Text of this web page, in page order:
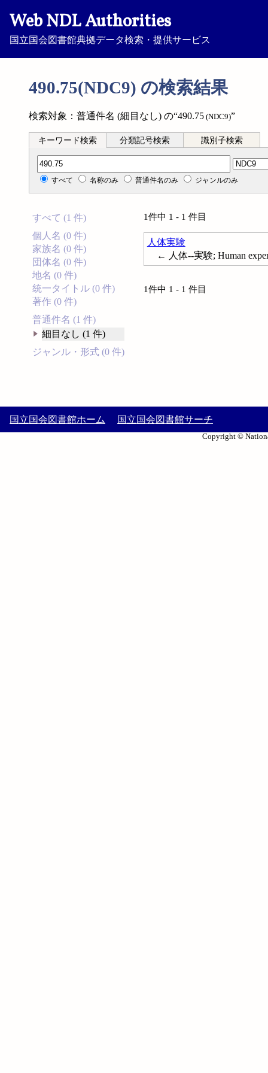
Web NDL Authorities
国立国会図書館典拠データ検索・提供サービス
490.75(NDC9) の検索結果
検索対象：普通件名 (細目なし) の“490.75 (NDC9)”
キーワード検索 分類記号検索 識別子検索
分類記号検索
すべて 名称のみ 普通件名のみ ジャンルのみ
すべて (1 件)
個人名 (0 件)
家族名 (0 件)
団体名 (0 件)
地名 (0 件)
統一タイトル (0 件)
著作 (0 件)
普通件名 (1 件)
細目なし (1 件)
ジャンル・形式 (0 件)
1件中 1 - 1 件目
人体実験
← 人体--実験; Human
1件中 1 - 1 件目
国立国会図書館ホーム 国立国会図書館サーチ
Copyright ©